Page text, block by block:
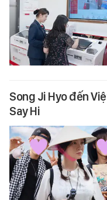
Song Ji Hyo đến
Say Hi